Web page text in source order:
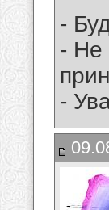
-
- Не
-